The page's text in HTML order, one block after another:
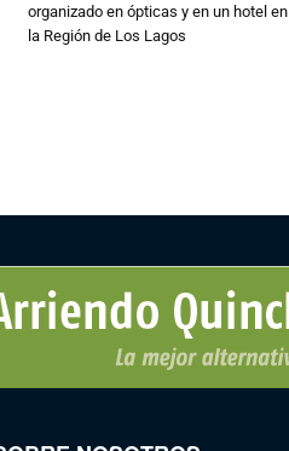
organizado en ópticas y en un hotel en
la Región de Los Lagos